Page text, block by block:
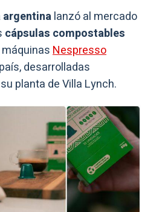
argentinalanzó al mercado
cápsulas compostables
Nespresso
desarrolladas
planta de Villa Lynch.